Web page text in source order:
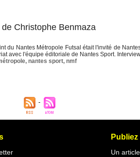
Christophe Benmaza
du Nantes Métropole Futsal était l'invité de
avec l'équipe éditoriale de Nantes Sport.
, nantes sport, nmf
Publiez
Un article